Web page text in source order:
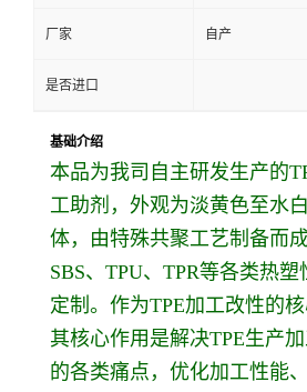
厂家 自产
是否进口
基础介绍
本品为我司自主研发生产的
工助剂，外观为淡黄色至水
体，由特殊共聚工艺制备而成
SBS、TPU、TPR等各类热
定制。作为TPE加工改性的核
其核心作用是解决TPE生产
的各类痛点，优化加工性能